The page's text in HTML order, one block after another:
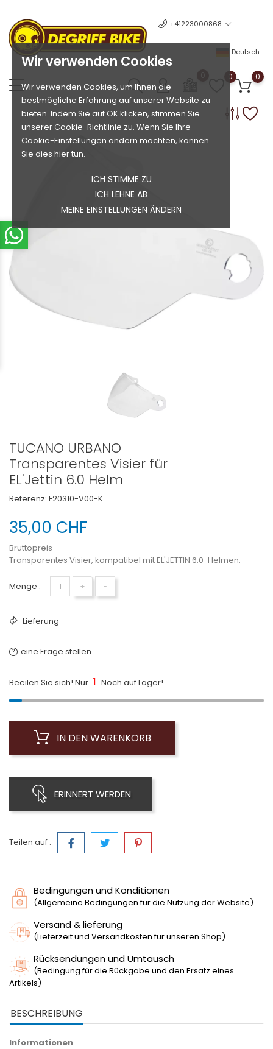
Wir verwenden Cookies
Wir verwenden Cookies, um Ihnen die
bestmögliche Erfahrung auf unserer Website zu
bieten. Indem Sie auf OK klicken, stimmen Sie
unserer Cookie-Richtlinie zu. Wenn Sie Ihre
Cookie-Einstellungen ändern möchten, können
Sie dies hier tun.
ICH STIMME ZU
ICH LEHNE AB
MEINE EINSTELLUNGEN ÄNDERN
+41223000868
Deutsch
0 0
TUCANO URBANO
Transparentes Visier für
EL'Jettin 6.0 Helm
Referenz: F20310-V00-K
35,00 CHF
Bruttopreis
Transparentes Visier, kompatibel mit EL'JETTIN 6.0-Helmen.
Menge : + −
Lieferung
eine Frage stellen
Beeilen Sie sich! Nur 1 Noch auf Lager!
IN DEN WARENKORB
ERINNERT WERDEN
Teilen auf :
Bedingungen und Konditionen
(Allgemeine Bedingungen für die Nutzung der Website)
Versand & lieferung
(Lieferzeit und Versandkosten für unseren Shop)
Rücksendungen und Umtausch
(Bedingung für die Rückgabe und den Ersatz eines
Artikels)
BESCHREIBUNG
Informationen